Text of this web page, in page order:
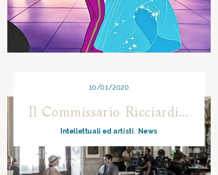
10/01/2020
Il Commissario Ricciardi ed il Gambrinus
Intellettuali ed artisti News